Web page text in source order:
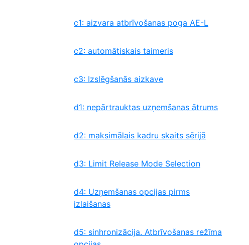
c1: aizvara atbrīvošanas poga AE-L
c2: automātiskais taimeris
c3: Izslēgšanās aizkave
d1: nepārtrauktas uzņemšanas ātrums
d2: maksimālais kadru skaits sērijā
d3: Limit Release Mode Selection
d4: Uzņemšanas opcijas pirms
izlaišanas
d5: sinhronizācija. Atbrīvošanas režīma